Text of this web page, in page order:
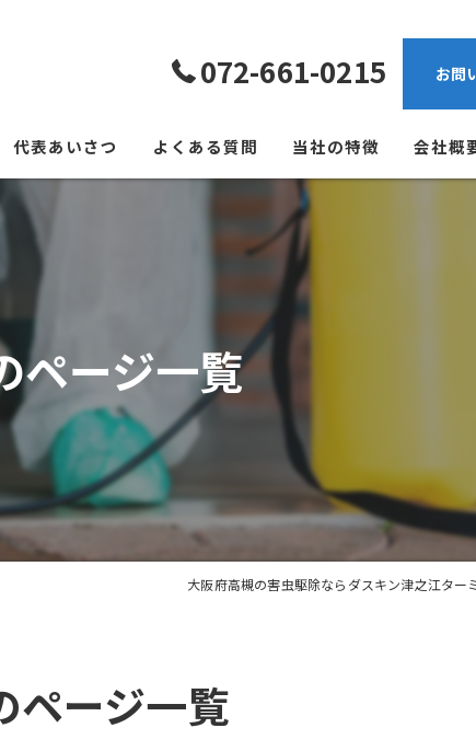
072-661-0215 お問
代表あいさつ よくある質問 当社の特徴
ゴキブリ
ネズミ
飲食店
会社概
ページ一覧
大阪府高槻の害虫駆除ならダスキン津之江ター
ページ一覧